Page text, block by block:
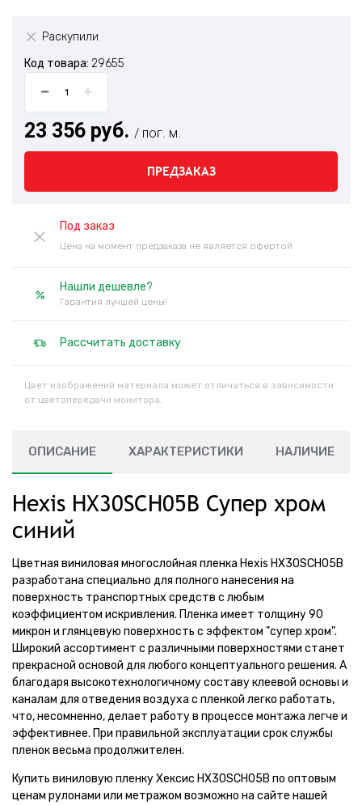
Раскупили
Код товара: 29655
23 356 руб. / пог. м.
ПРЕДЗАКАЗ
Под заказ
Цена на момент предзаказа не является офертой
Нашли дешевле?
Гарантия лучшей цены!
Рассчитать доставку
Цвет изображений материала может отличаться в зависимости
от цветопередачи монитора.
ОПИСАНИЕ ХАРАКТЕРИСТИКИ НАЛИЧИЕ
Hexis HX30SCH05B Супер хром
синий
Цветная виниловая многослойная пленка Hexis HX30SCH05B
разработана специально для полного нанесения на
поверхность транспортных средств с любым
коэффициентом искривления. Пленка имеет толщину 90
микрон и глянцевую поверхность с эффектом "супер хром".
Широкий ассортимент с различными поверхностями станет
прекрасной основой для любого концептуального решения. А
благодаря высокотехнологичному составу клеевой основы и
каналам для отведения воздуха с пленкой легко работать,
что, несомненно, делает работу в процессе монтажа легче и
эффективнее. При правильной эксплуатации срок службы
пленок весьма продолжителен.
Купить виниловую пленку Хексис HX30SCH05B по оптовым
ценам рулонами или метражом возможно на сайте нашей